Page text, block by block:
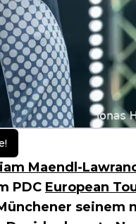
Maendl-
PDC European
seinem